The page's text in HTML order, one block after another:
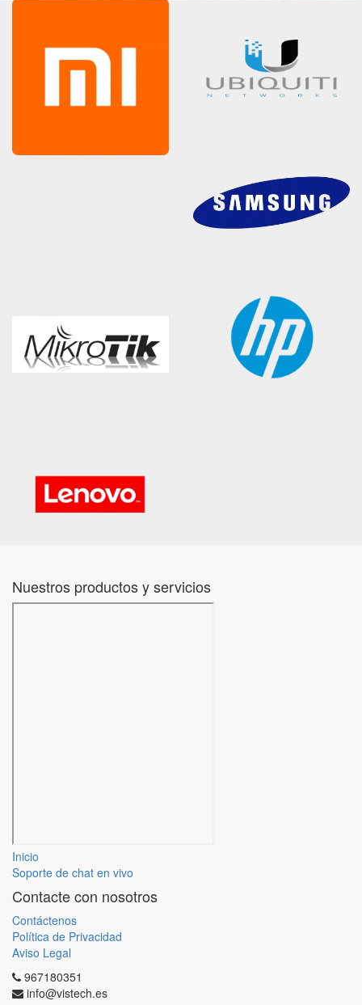
Nuestros productos y servicios
Inicio
Soporte de chat en vivo
Contacte con nosotros
Contáctenos
Política de Privacidad
Aviso Legal
967180351
info@vistech.es